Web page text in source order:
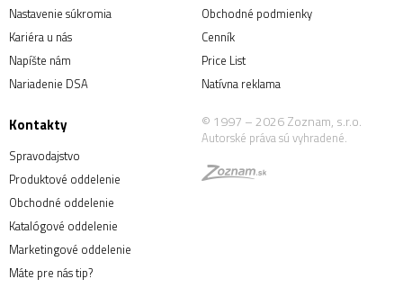
Nastavenie súkromia
Kariéra u nás
Napíšte nám
Nariadenie DSA
Obchodné podmienky
Cenník
Price List
Natívna reklama
Kontakty
Spravodajstvo
Produktové oddelenie
Obchodné oddelenie
Katalógové oddelenie
Marketingové oddelenie
Máte pre nás tip?
© 1997 – 2026 Zoznam, s.r.o.
Autorské práva sú vyhradené.